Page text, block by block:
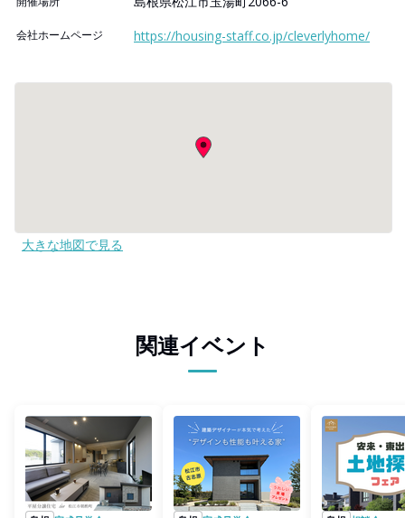
会社ホームページ https://housing-staff.co.jp/cleverlyhome/
大きな地図で見る
関連イベント